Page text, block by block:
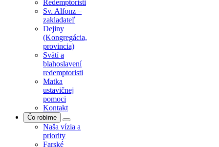
Redemptoristi
Sv. Alfonz –
zakladateľ
Dejiny
(Kongregácia,
provincia)
Svätí a
blahoslavení
redemptoristi
Matka
ustavičnej
pomoci
Kontakt
Čo robíme
Naša vízia a
priority
Farské
provincia)
Svätí a
blahoslavení
redemptoristi
Matka
ustavičnej
pomoci
Kontakt
Čo robíme
Naša vízia a
priority
Farské
misie/exercície
Farská
pastorácia
Povolania
Spolupráca s